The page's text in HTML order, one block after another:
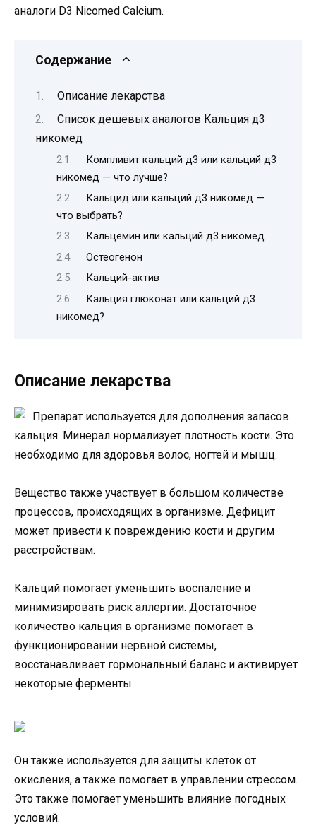
аналоги D3 Nicomed Calcium.
Содержание
Описание лекарства
Список дешевых аналогов Кальция д3
никомед
Компливит кальций д3 или кальций д3
никомед — что лучше?
Кaльцид или кальций д3 никомед —
что выбрать?
Кальцемин или кальций д3 никомед
Остеогенон
Кальций-актив
Кальция глюкoнaт или кальций д3
никомед?
Описание лекарства
Препарат используется для дополнения запасов
кальция. Минерал нормализует плотность кости. Это
необходимо для здоровья волос, ногтей и мышц.
Вещество также участвует в большом количестве
процессов, происходящих в организме. Дефицит
может привести к повреждению кости и другим
расстройствам.
Кальций помогает уменьшить воспаление и
минимизировать риск аллергии. Достаточное
количество кальция в организме помогает в
функционировании нервной системы,
восстанавливает гормональный баланс и активирует
некоторые ферменты.
Он также используется для защиты клеток от
окисления, а также помогает в управлении стрессом.
Это также помогает уменьшить влияние погодных
условий.